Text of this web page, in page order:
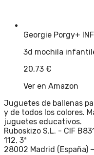
Georgie Porgy+
3d mochila
20,73 €
Ver en Amazon
Juguetes de ballenas
y de todos los colores.
juguetes educativos.
Ruboskizo S.L. - CIF
112, 3ª
28002 Madrid (España)